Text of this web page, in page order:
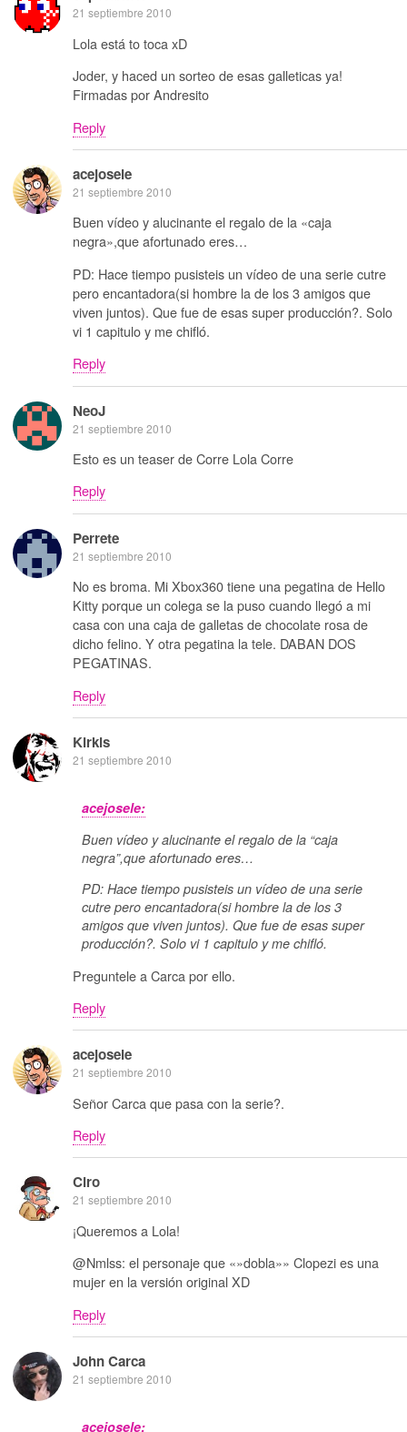
21 septiembre 2010
Lola está to toca xD
Joder, y haced un sorteo de esas galleticas ya!
Firmadas por Andresito
Reply
acejosele
21 septiembre 2010
Buen vídeo y alucinante el regalo de la «caja
negra»,que afortunado eres…
PD: Hace tiempo pusisteis un vídeo de una serie cutre
pero encantadora(si hombre la de los 3 amigos que
viven juntos). Que fue de esas super producción?. Solo
vi 1 capitulo y me chifló.
Reply
NeoJ
21 septiembre 2010
Esto es un teaser de Corre Lola Corre
Reply
Perrete
21 septiembre 2010
No es broma. Mi Xbox360 tiene una pegatina de Hello
Kitty porque un colega se la puso cuando llegó a mi
casa con una caja de galletas de chocolate rosa de
dicho felino. Y otra pegatina la tele. DABAN DOS
PEGATINAS.
Reply
Kirkis
21 septiembre 2010
acejosele:
Buen vídeo y alucinante el regalo de la “caja
negra”,que afortunado eres…
PD: Hace tiempo pusisteis un vídeo de una serie
cutre pero encantadora(si hombre la de los 3
amigos que viven juntos). Que fue de esas super
producción?. Solo vi 1 capitulo y me chifló.
Preguntele a Carca por ello.
Reply
acejosele
21 septiembre 2010
Señor Carca que pasa con la serie?.
Reply
Ciro
21 septiembre 2010
¡Queremos a Lola!
@Nmlss: el personaje que «»dobla»» Clopezi es una
mujer en la versión original XD
Reply
John Carca
21 septiembre 2010
acejosele: